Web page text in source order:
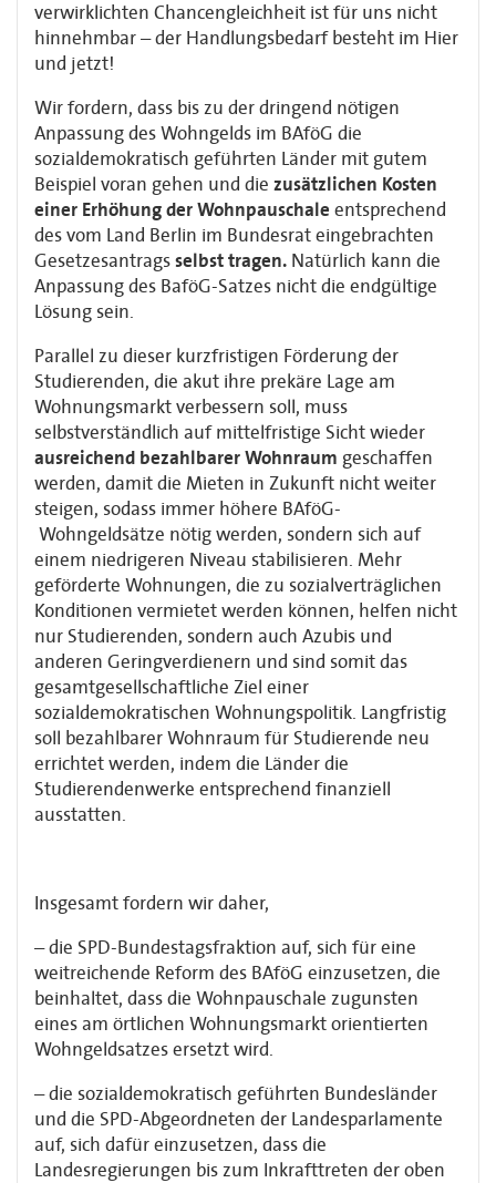
verwirklichten Chancengleichheit ist für uns nicht
hinnehmbar – der Handlungsbedarf besteht im Hier
und jetzt!
Wir fordern, dass bis zu der dringend nötigen
Anpassung des Wohngelds im BAföG die
sozialdemokratisch geführten Länder mit gutem
Beispiel voran gehen und die zusätzlichen Kosten
einer Erhöhung der Wohnpauschale entsprechend
des vom Land Berlin im Bundesrat eingebrachten
Gesetzesantragsselbst tragen. Natürlich kann die
Anpassung des BaföG-Satzes nicht die endgültige
Lösung sein.
Parallel zu dieser kurzfristigen Förderung der
Studierenden, die akut ihre prekäre Lage am
Wohnungsmarkt verbessern soll, muss
selbstverständlich auf mittelfristige Sicht wieder
ausreichend bezahlbarer Wohnraum geschaffen
werden, damit die Mieten in Zukunft nicht weiter
steigen, sodass immer höhere BAföG-
Wohngeldsätze nötig werden, sondern sich auf
einem niedrigeren Niveau stabilisieren. Mehr
geförderte Wohnungen, die zu sozialverträglichen
Konditionen vermietet werden können, helfen nicht
nur Studierenden, sondern auch Azubis und
anderen Geringverdienern und sind somit das
gesamtgesellschaftliche Ziel einer
sozialdemokratischen Wohnungspolitik. Langfristig
soll bezahlbarer Wohnraum für Studierende neu
errichtet werden, indem die Länder die
Studierendenwerke entsprechend finanziell
ausstatten.
Insgesamt fordern wir daher,
– die SPD-Bundestagsfraktion auf, sich für eine
weitreichende Reform des BAföG einzusetzen, die
beinhaltet, dass die Wohnpauschale zugunsten
eines am örtlichen Wohnungsmarkt orientierten
Wohngeldsatzes ersetzt wird.
– die sozialdemokratisch geführten Bundesländer
und die SPD-Abgeordneten der Landesparlamente
auf, sich dafür einzusetzen, dass die
Landesregierungen bis zum Inkrafttreten der oben